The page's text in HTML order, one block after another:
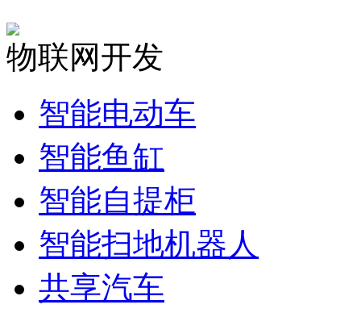
物联网开发
智能电动车
智能鱼缸
智能自提柜
智能扫地机器人
共享汽车